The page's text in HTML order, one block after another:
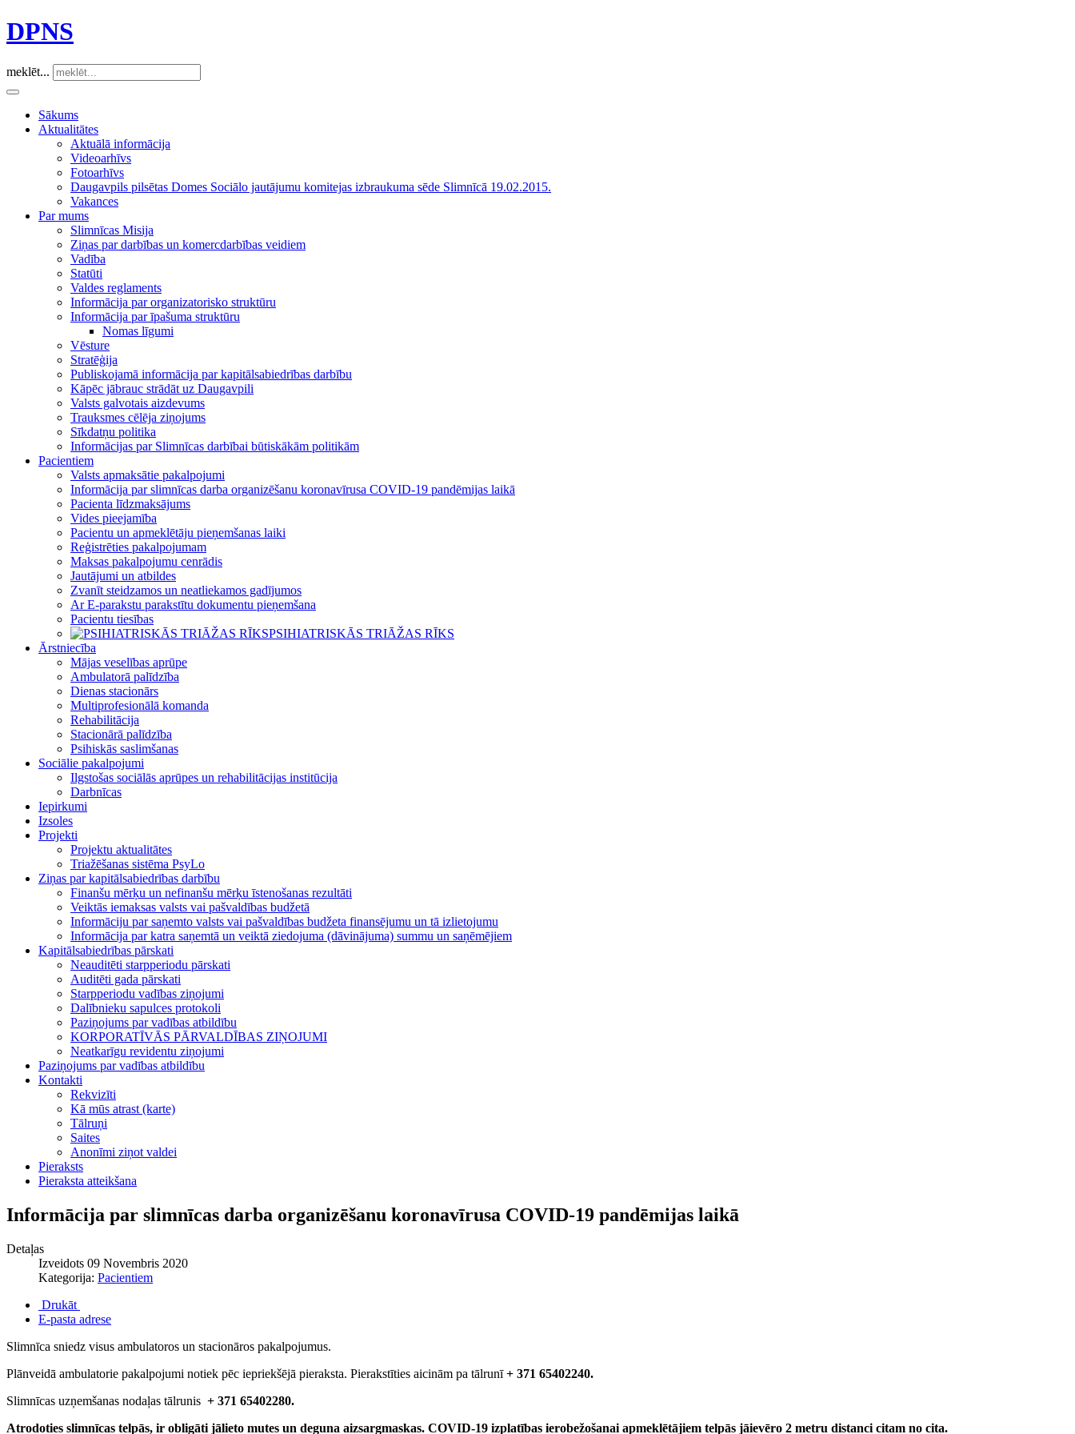
DPNS
meklēt...
Sākums
Aktualitātes
Aktuālā informācija
Videoarhīvs
Fotoarhīvs
Daugavpils pilsētas Domes Sociālo jautājumu komitejas izbraukuma sēde Slimnīcā 19.02.2015.
Vakances
Par mums
Slimnīcas Misija
Ziņas par darbības un komercdarbības veidiem
Vadība
Statūti
Valdes reglaments
Informācija par organizatorisko struktūru
Informācija par īpašuma struktūru
Nomas līgumi
Vēsture
Stratēģija
Publiskojamā informācija par kapitālsabiedrības darbību
Kāpēc jābrauc strādāt uz Daugavpili
Valsts galvotais aizdevums
Trauksmes cēlēja ziņojums
Sīkdatņu politika
Informācijas par Slimnīcas darbībai būtiskākām politikām
Pacientiem
Valsts apmaksātie pakalpojumi
Informācija par slimnīcas darba organizēšanu koronavīrusa COVID-19 pandēmijas laikā
Pacienta līdzmaksājums
Vides pieejamība
Pacientu un apmeklētāju pieņemšanas laiki
Reģistrēties pakalpojumam
Maksas pakalpojumu cenrādis
Jautājumi un atbildes
Zvanīt steidzamos un neatliekamos gadījumos
Ar E-parakstu parakstītu dokumentu pieņemšana
Pacientu tiesības
PSIHIATRISKĀS TRIĀŽAS RĪKS
Ārstniecība
Mājas veselības aprūpe
Ambulatorā palīdzība
Dienas stacionārs
Multiprofesionālā komanda
Rehabilitācija
Stacionārā palīdzība
Psihiskās saslimšanas
Sociālie pakalpojumi
Ilgstošas sociālās aprūpes un rehabilitācijas institūcija
Darbnīcas
Iepirkumi
Izsoles
Projekti
Projektu aktualitātes
Triažēšanas sistēma PsyLo
Ziņas par kapitālsabiedrības darbību
Finanšu mērķu un nefinanšu mērķu īstenošanas rezultāti
Veiktās iemaksas valsts vai pašvaldības budžetā
Informāciju par saņemto valsts vai pašvaldības budžeta finansējumu un tā izlietojumu
Informācija par katra saņemtā un veiktā ziedojuma (dāvinājuma) summu un saņēmējiem
Kapitālsabiedrības pārskati
Neauditēti starpperiodu pārskati
Auditēti gada pārskati
Starpperiodu vadības ziņojumi
Dalībnieku sapulces protokoli
Paziņojums par vadības atbildību
KORPORATĪVĀS PĀRVALDĪBAS ZIŅOJUMI
Neatkarīgu revidentu ziņojumi
Paziņojums par vadības atbildību
Kontakti
Rekvizīti
Kā mūs atrast (karte)
Tālruņi
Saites
Anonīmi ziņot valdei
Pieraksts
Pieraksta atteikšana
Informācija par slimnīcas darba organizēšanu koronavīrusa COVID-19 pandēmijas laikā
Detaļas
Izveidots 09 Novembris 2020
Kategorija: Pacientiem
Drukāt
E-pasta adrese
Slimnīca sniedz visus ambulatoros un stacionāros pakalpojumus.
Plānveidā ambulatorie pakalpojumi notiek pēc iepriekšējā pieraksta. Pierakstīties aicinām pa tālrunī+ 371 65402240.
Slimnīcas uzņemšanas nodaļas tālrunis + 371 65402280.
Atrodoties slimnīcas telpās, ir obligāti jālieto mutes un deguna aizsargmaskas. COVID-19 izplatības ierobežošanai apmeklētājiem telpās jāievēro 2 metru distanci citam no cita.